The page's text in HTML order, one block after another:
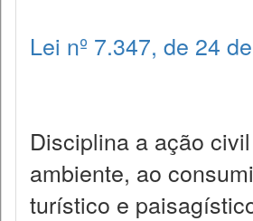
Lei nº 7.347, de 24
Disciplina a ação
ambiente, ao
turístico e